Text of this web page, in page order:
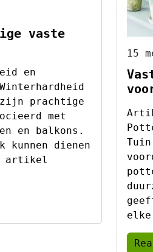
vaste
en
zijn prachtige
met
en balkons.
kunnen dienen
artikel
15
elke